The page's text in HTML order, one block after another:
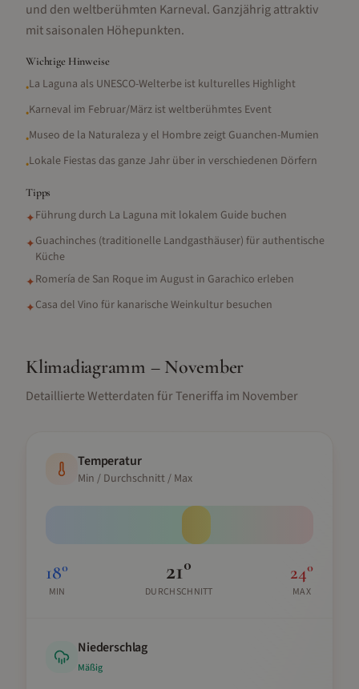
und den weltberühmten Karneval. Ganzjährig attraktiv
mit saisonalen Höhepunkten.
Wichtige Hinweise
•La Laguna als UNESCO-Welterbe ist kulturelles Highlight
•Karneval im Februar/März ist weltberühmtes Event
•Museo de la Naturaleza y el Hombre zeigt Guanchen-Mumien
•Lokale Fiestas das ganze Jahr über in verschiedenen Dörfern
Tipps
✦Führung durch La Laguna mit lokalem Guide buchen
✦Guachinches (traditionelle Landgasthäuser) für authentische
Küche
✦Romería de San Roque im August in Garachico erleben
✦Casa del Vino für kanarische Weinkultur besuchen
Klimadiagramm – November
Detaillierte Wetterdaten fürTeneriffa im November
Temperatur
Min / Durchschnitt / Max
18°
MIN
21°
DURCHSCHNITT
24°
MAX
Niederschlag
Mäßig